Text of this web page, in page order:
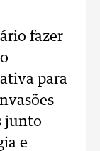
fazer
para
junto
e